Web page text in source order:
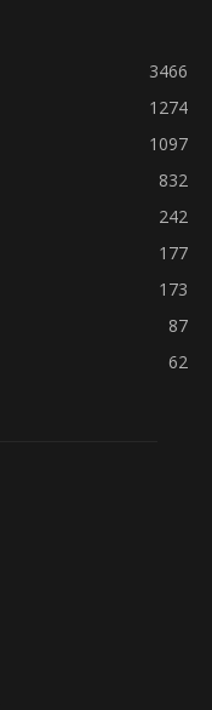
3466
1274
1097
832
242
177
173
87
62